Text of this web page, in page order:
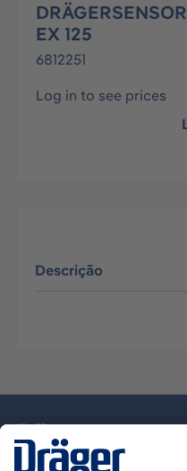
EX 125
6812251
Log in to see prices
Descrição